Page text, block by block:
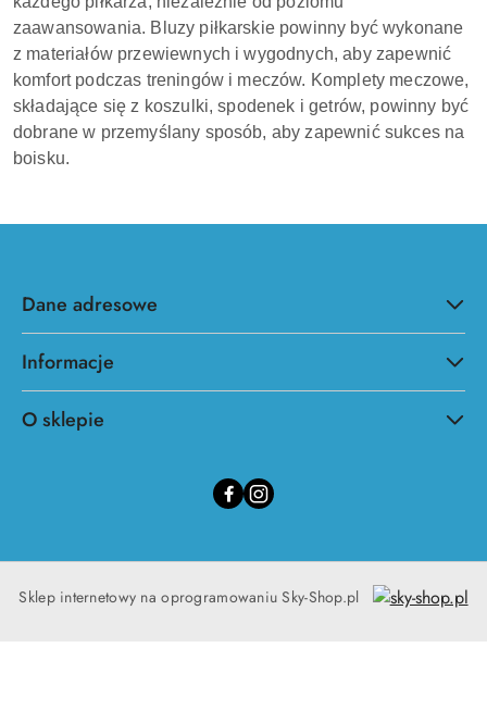
zaawansowania. Bluzy piłkarskie powinny być wykonane
z materiałów przewiewnych i wygodnych, aby zapewnić
komfort podczas treningów i meczów. Komplety meczowe,
składające się z koszulki, spodenek i getrów, powinny być
dobrane w przemyślany sposób, aby zapewnić sukces na
boisku.
Dane adresowe
Informacje
O sklepie
Sklep internetowy na oprogramowaniu Sky-Shop.pl